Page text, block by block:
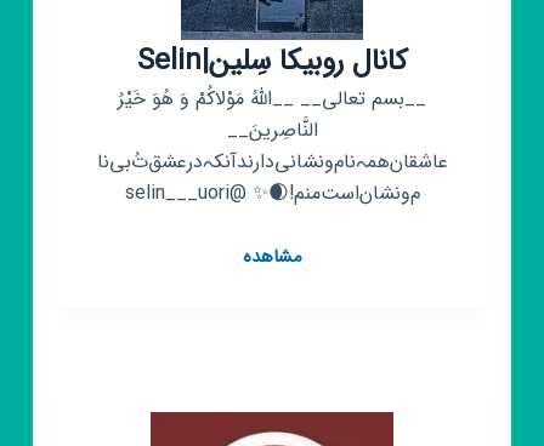
کانال روبیکا سِلین|Selin
__بسم تعالی__ __اللَّهُ مَوْلاکُمْ وَ هُوَ خَیْرُ
النَّاصِرینَ__
عاشقان‌همہ‌نام‌و‌نشانی‌دارندآنکہ‌درعشق‌ت‌ُبی‌نا
م‌ونشان‌است‌منم!🌒✨ @selin___uori
مشاهدهکانال